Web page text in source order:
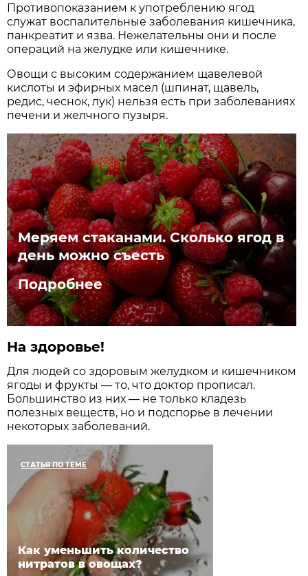
Противопоказанием к употреблению ягод
служат воспалительные заболевания кишечника,
панкреатит и язва. Нежелательны они и после
операций на желудке или кишечнике.
Овощи с высоким содержанием щавелевой
кислоты и эфирных масел (шпинат, щавель,
редис, чеснок, лук) нельзя есть при заболеваниях
печени и желчного пузыря.
Меряем стаканами. Сколько ягод в
день можно съесть
Подробнее
На здоровье!
Для людей со здоровым желудком и кишечником
ягоды и фрукты — то, что доктор прописал.
Большинство из них — не только кладезь
полезных веществ, но и подспорье в лечении
некоторых заболеваний.
СТАТЬЯ ПО ТЕМЕ
Как уменьшить количество
нитратов в овощах?